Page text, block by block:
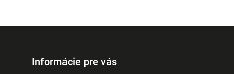
Informácie pre vás